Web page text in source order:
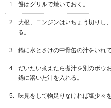
餅はグリルで焼いておく。
大根、ニンジンはいちょう切りし
る。
鍋に水とさけの中骨缶の汁をいれ
だいたい煮えたら煮汁を別のボウ
鍋に溶いた汁を入れる。
味見をして物足りなければ塩少々を